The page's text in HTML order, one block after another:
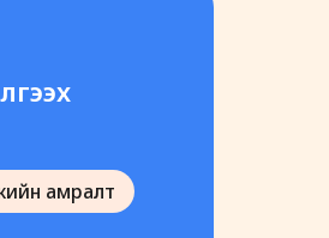
амралт